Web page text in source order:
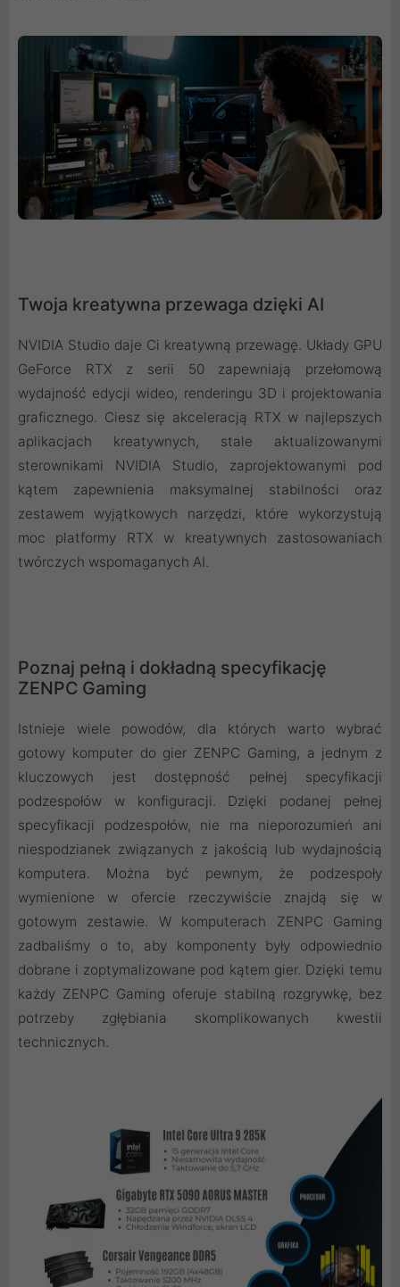
Twoja kreatywna przewaga dzięki AI
NVIDIA Studio daje Ci kreatywną przewagę. Układy GPU
GeForce RTX z serii 50 zapewniają przełomową
wydajność edycji wideo, renderingu 3D i projektowania
graficznego. Ciesz się akceleracją RTX w najlepszych
aplikacjach kreatywnych, stale aktualizowanymi
sterownikami NVIDIA Studio, zaprojektowanymi pod
kątem zapewnienia maksymalnej stabilności oraz
zestawem wyjątkowych narzędzi, które wykorzystują
moc platformy RTX w kreatywnych zastosowaniach
twórczych wspomaganych AI.
Poznaj pełną i dokładną specyfikację
ZENPC Gaming
Istnieje wiele powodów, dla których warto wybrać
gotowy komputer do gier ZENPC Gaming, a jednym z
kluczowych jest dostępność pełnej specyfikacji
podzespołów w konfiguracji. Dzięki podanej pełnej
specyfikacji podzespołów, nie ma nieporozumień ani
niespodzianek związanych z jakością lub wydajnością
komputera. Można być pewnym, że podzespoły
wymienione w ofercie rzeczywiście znajdą się w
gotowym zestawie. W komputerach ZENPC Gaming
zadbaliśmy o to, aby komponenty były odpowiednio
dobrane i zoptymalizowane pod kątem gier. Dzięki temu
każdy ZENPC Gaming oferuje stabilną rozgrywkę, bez
potrzeby zgłębiania skomplikowanych kwestii
technicznych.